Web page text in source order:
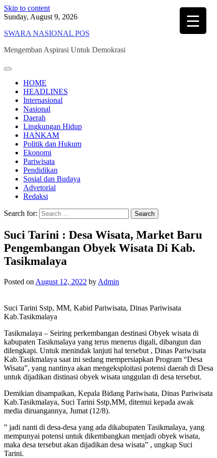
Skip to content
Sunday, August 9, 2026
SWARA NASIONAL POS
Mengemban Aspirasi Untuk Demokrasi
HOME
HEADLINES
Internasional
Nasional
Daerah
Lingkungan Hidup
HANKAM
Politik dan Hukum
Ekonomi
Pariwisata
Pendidikan
Sosial dan Budaya
Advetorial
Redaksi
Search for:
Suci Tarini : Desa Wisata, Market Baru
Pengembangan Obyek Wisata Di Kab.
Tasikmalaya
Posted on August 12, 2022 by Admin
Suci Tarini Sstp, MM, Kabid Pariwisata, Dinas Pariwisata
Kab.Tasikmalaya
Tasikmalaya – Seiring perkembangan destinasi Obyek wisata di
kabupaten Tasikmalaya yang terus menerus digali, dibangun dan
dilengkapi. Untuk menindak lanjuti hal tersebut , Dinas Pariwisata
Kab.Tasikmalaya saat ini sedang mempersiapkan Program “Desa
Wisata”, yang nantinya akan mengeksploitasi potensi daerah di Desa
untuk dijadikan distinasi obyek wisata unggulan di desa tersebut.
Demikian disampaikan, Kepala Bidang Pariwisata, Dinas Pariwisata
Kab.Tasikmalaya, Suci Tarini Sstp,MM, ditemui kepada awak
media diruangannya, Jumat (12/8).
” jadi nanti di desa-desa yang ada dikabupaten Tasikmalaya, yang
mempunyai potensi untuk dikembangkan menjadi obyek wisata,
maka desa tersebut akan dijadikan desa wisata” , ungkap Suci
Tarini.